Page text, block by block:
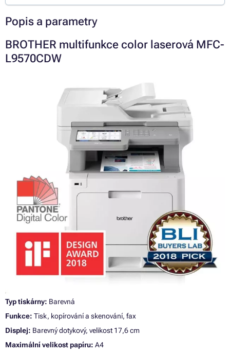
Popis a parametry
BROTHER multifunkce color laserová MFC-
L9570CDW
Typ tiskárny: Barevná
Funkce: Tisk, kopírování a skenování, fax
Displej: Barevný dotykový, velikost 17,6 cm
Maximální velikost papíru: A4